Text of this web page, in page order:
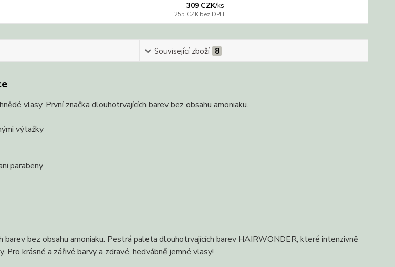
309 CZK/ks
255 CZKbez DPH
Související zboží 8
vlasy. První značka dlouhotrvajících barev bez obsahu amoniaku.
výtažky
parabeny
barev bez obsahu amoniaku. Pestrá paleta dlouhotrvajících barev HAIRWONDER, které intenzivně
Pro krásné a zářivé barvy a zdravé, hedvábně jemné vlasy!